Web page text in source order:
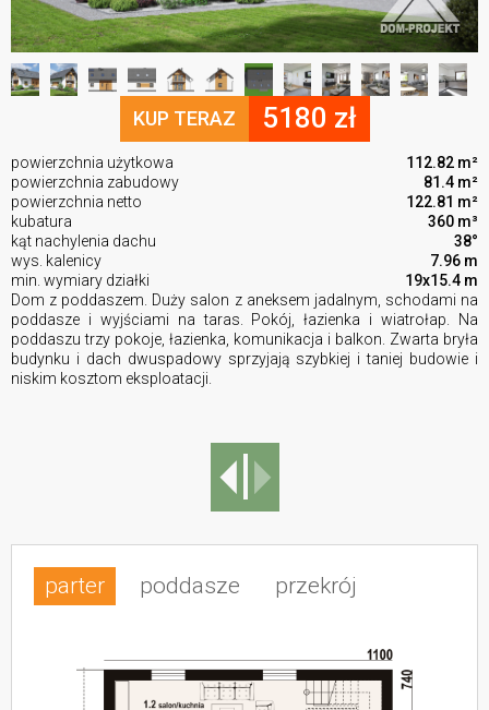
KUP TERAZ 5180 zł
powierzchnia użytkowa
112.82 m²
powierzchnia zabudowy
81.4 m²
powierzchnia netto
122.81 m²
kubatura
360 m³
kąt nachylenia dachu
38°
wys. kalenicy
7.96 m
min. wymiary działki
19x15.4 m
Dom z poddaszem. Duży salon z aneksem jadalnym, schodami na
poddasze i wyjściami na taras. Pokój, łazienka i wiatrołap. Na
poddaszu trzy pokoje, łazienka, komunikacja i balkon. Zwarta bryła
budynku i dach dwuspadowy sprzyjają szybkiej i taniej budowie i
niskim kosztom eksploatacji.
parter poddasze przekrój